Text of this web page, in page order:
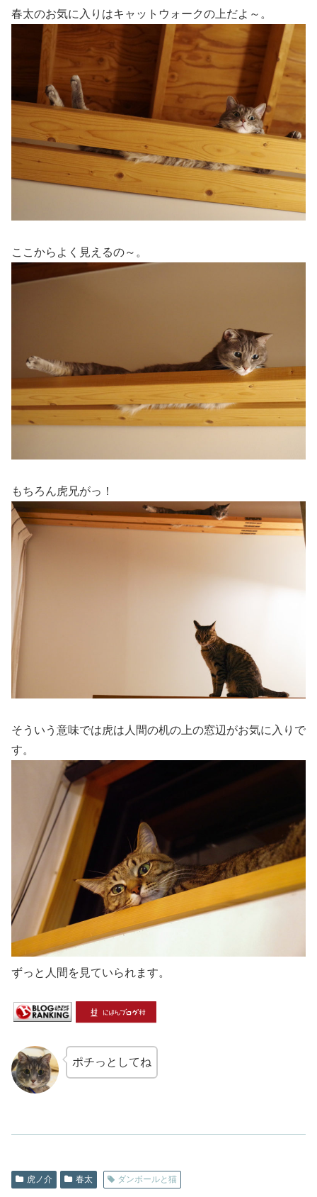
春太のお気に入りはキャットウォークの上だよ～。
ここからよく見えるの～。
もちろん虎兄がっ！
そういう意味では虎は人間の机の上の窓辺がお気に入りで
す。
ずっと人間を見ていられます。
ポチっとしてね
虎ノ介 春太 ダンボールと猫